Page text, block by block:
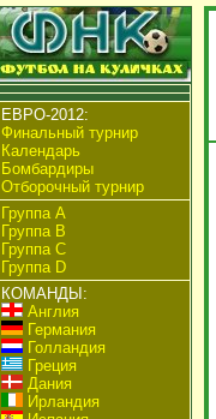
ЕВРО-2012:
Финальный турнир
Календарь
Бомбардиры
Отборочный турнир
Группа А
Группа B
Группа C
Группа D
КОМАНДЫ:
Англия
Германия
Голландия
Греция
Дания
Ирландия